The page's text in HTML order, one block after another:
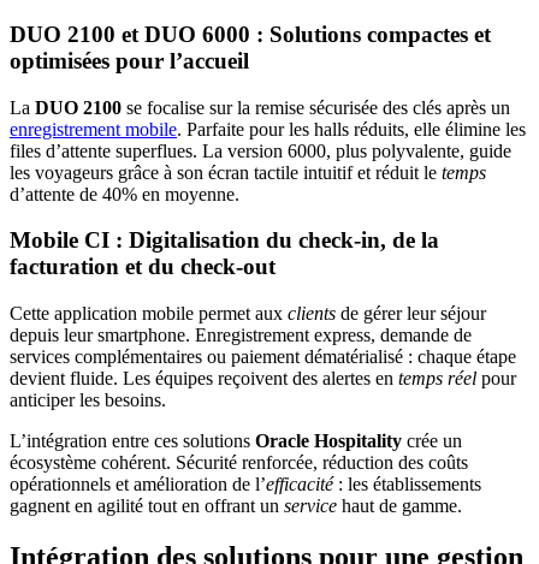
DUO 2100 et DUO 6000 : Solutions compactes et
optimisées pour l’accueil
La DUO 2100 se focalise sur la remise sécurisée des clés après un
enregistrement mobile. Parfaite pour les halls réduits, elle élimine les
files d’attente superflues. La version 6000, plus polyvalente, guide
les voyageurs grâce à son écran tactile intuitif et réduit le temps
d’attente de 40% en moyenne.
Mobile CI : Digitalisation du check-in, de la
facturation et du check-out
Cette application mobile permet aux clients de gérer leur séjour
depuis leur smartphone. Enregistrement express, demande de
services complémentaires ou paiement dématérialisé : chaque étape
devient fluide. Les équipes reçoivent des alertes en temps réel pour
anticiper les besoins.
L’intégration entre ces solutions Oracle Hospitality crée un
écosystème cohérent. Sécurité renforcée, réduction des coûts
opérationnels et amélioration de l’efficacité: les établissements
gagnent en agilité tout en offrant un service haut de gamme.
Intégration des solutions pour une gestion